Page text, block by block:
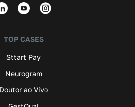
TOP CASES
Sttart Pay
Neurogram
Doutor ao Vivo